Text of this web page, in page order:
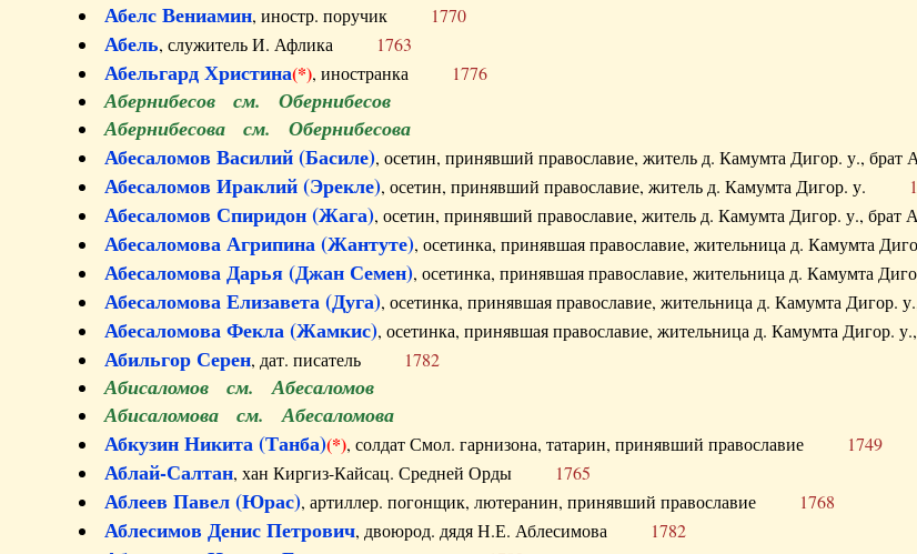
Абелс Вениамин, иностр. поручик 1770
Абель, служитель И. Афлика 1763
Абельгард Христина(*), иностранка 1776
Абернибесов см. Обернибесов
Абернибесова см. Обернибесова
Абесаломов Василий (Басиле), осетин, принявший православие, житель д. Камумта Дигор. у.,
Абесаломов Ираклий (Эрекле), осетин, принявший православие, житель д. Камумта Дигор. у.
Абесаломов Спиридон (Жага), осетин, принявший православие, житель д. Камумта Дигор. у.,
Абесаломова Агрипина (Жантуте), осетинка, принявшая православие, жительница д. Камумта
Абесаломова Дарья (Джан Семен), осетинка, принявшая православие, жительница д. Камумта
Абесаломова Елизавета (Дуга), осетинка, принявшая православие, жительница д. Камумта
Абесаломова Фекла (Жамкис), осетинка, принявшая православие, жительница д. Камумта
Абильгор Серен, дат. писатель 1782
Абисаломов см. Абесаломов
Абисаломова см. Абесаломова
Абкузин Никита (Танба)(*), солдат Смол. гарнизона, татарин, принявший православие 1749
Аблай-Салтан, хан Киргиз-Кайсац. Средней Орды 1765
Аблеев Павел (Юрас), артиллер. погонщик, лютеранин, принявший православие 1768
Аблесимов Денис Петрович, двоюрод. дядя Н.Е. Аблесимова 1782